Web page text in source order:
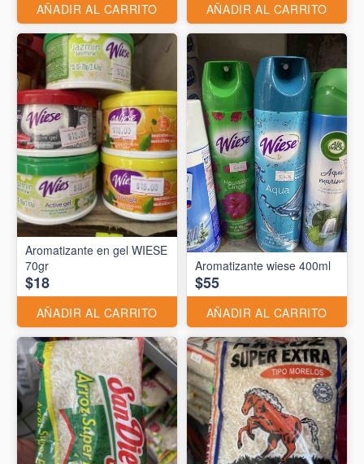
AÑADIR AL CARRITO AÑADIR AL CARRITO
Aromatizante en gel WIESE
70gr
$18
AÑADIR AL CARRITO
Aromatizante wiese 400ml
$55
AÑADIR AL CARRITO